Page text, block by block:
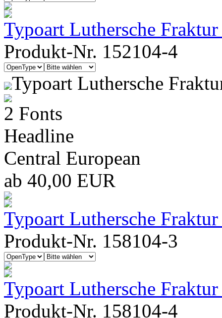
Typoart Luthersche
Produkt-Nr. 152104-4
Typoart Luthersche
2 Fonts
Headline
Central European
ab 40,00 EUR
Typoart Luthersche
Produkt-Nr. 158104-3
Typoart Luthersche
Produkt-Nr. 158104-4